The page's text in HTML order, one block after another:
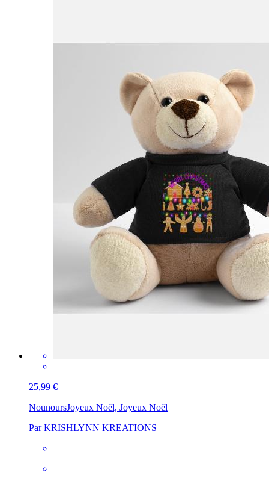
25,99 €
NounoursJoyeux Noël, Joyeux Noël
Par KRISHLYNN KREATIONS